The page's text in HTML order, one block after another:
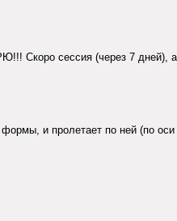
Скоро сессия (через 7 дней), а
и пролетает по ней (по оси